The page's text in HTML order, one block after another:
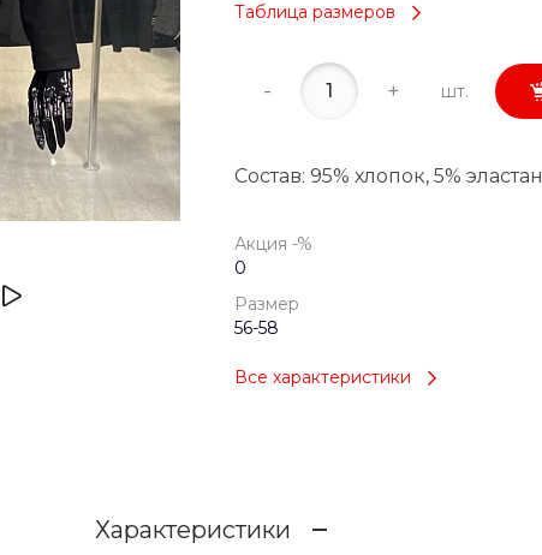
Таблица размеров
- + шт.
Состав: 95% хлопок, 5% эластан
Акция -%
0
Размер
56-58
Все характеристики
Характеристики